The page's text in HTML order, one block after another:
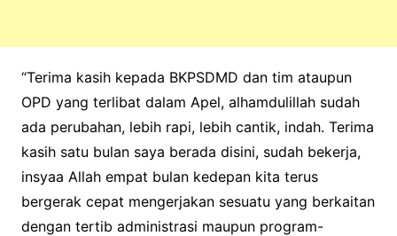
“Terima kasih kepada BKPSDMD dan tim ataupun
OPD yang terlibat dalam Apel, alhamdulillah sudah
ada perubahan, lebih rapi, lebih cantik, indah. Terima
kasih satu bulan saya berada disini, sudah bekerja,
insyaa Allah empat bulan kedepan kita terus
bergerak cepat mengerjakan sesuatu yang berkaitan
dengan tertib administrasi maupun program-